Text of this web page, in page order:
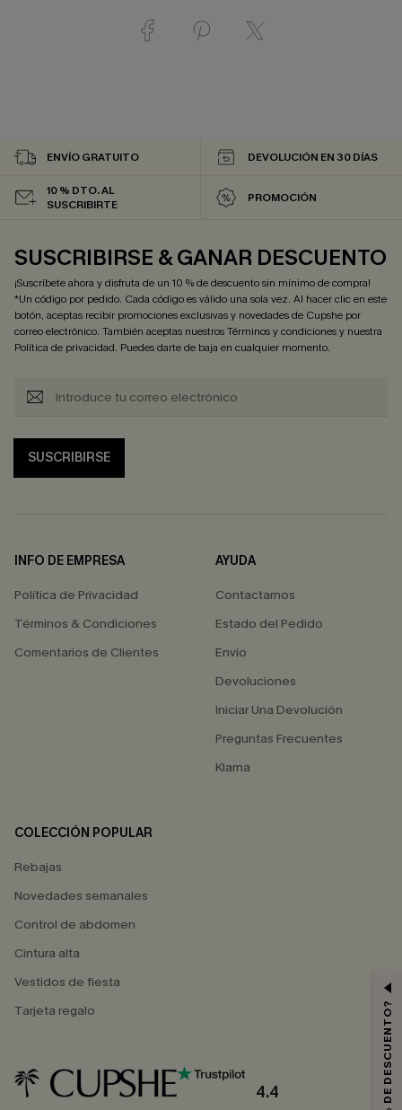
ENVÍO GRATUITO DEVOLUCIÓN EN 30 DÍAS
10 % DTO. AL
SUSCRIBIRTE
PROMOCIÓN
SUSCRIBIRSE & GANAR DESCUENTO
¡Suscríbete ahora y disfruta de un 10 % de descuento sin mínimo de compra!
*Un código por pedido. Cada código es válido una sola vez. Al hacer clic en este
botón, aceptas recibir promociones exclusivas y novedades de Cupshe por
correo electrónico. También aceptas nuestrosTérminos y condicionesy nuestra
Política de privacidad. Puedes darte de baja en cualquier momento.
SUSCRIBIRSE
INFO DE EMPRESA
Política de Privacidad
Términos & Condiciones
Comentarios de Clientes
AYUDA
Contactarnos
Estado del Pedido
Envío
Devoluciones
Iniciar Una Devolución
Preguntas Frecuentes
Klarna
COLECCIÓN POPULAR
Rebajas
Novedades semanales
Control de abdomen
Cintura alta
Vestidos de fiesta
Tarjeta regalo
4.4